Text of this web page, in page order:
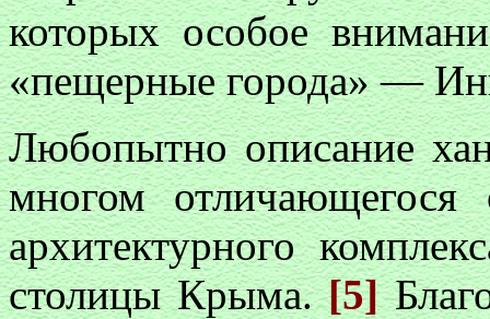
которых особое
«пещерные города» —
Любопытно описание
многом
архитектурного
столицы Крыма.[5]